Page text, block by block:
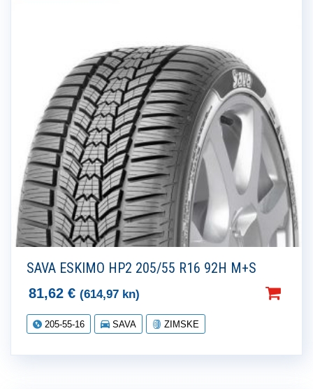
SAVA ESKIMO HP2 205/55 R16 92H M+S
81,62 € (614,97 kn)
205-55-16 SAVA ZIMSKE